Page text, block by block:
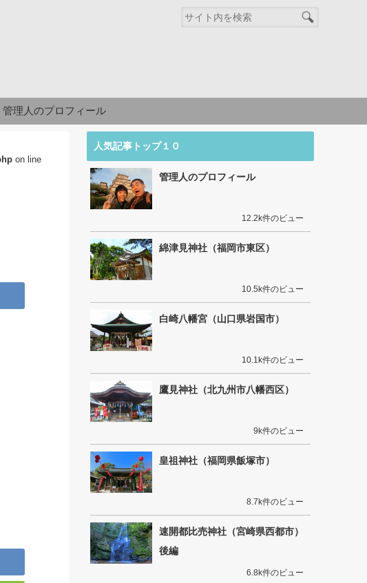
管理人のプロフィール
on line
人気記事トップ１０
管理人のプロフィール
12.2k件のビュー
綿津見神社（福岡市東区）
10.5k件のビュー
白崎八幡宮（山口県岩国市）
10.1k件のビュー
鷹見神社（北九州市八幡西区）
9k件のビュー
皇祖神社（福岡県飯塚市）
8.7k件のビュー
速開都比売神社（宮崎県西都市）
後編
6.8k件のビュー